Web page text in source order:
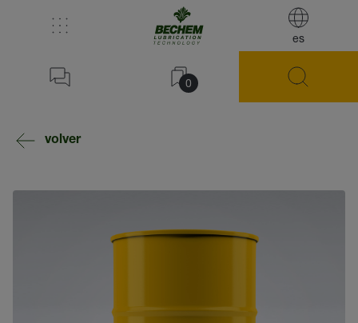
es
0
volver